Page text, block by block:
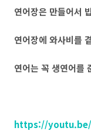
연어장은 만들어서
연어장에 와사비를
연어는 꼭 생연어를
https://